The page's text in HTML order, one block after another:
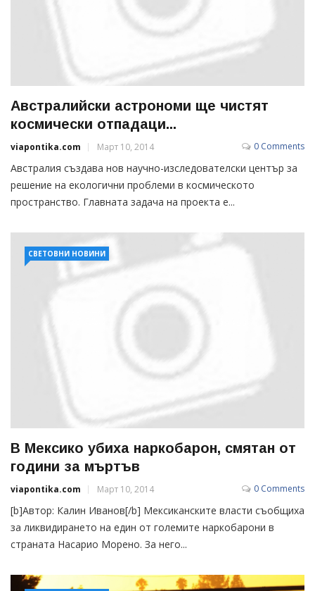
Австралийски астрономи ще чистят
космически отпадаци...
viapontika.com Март 10, 2014 0 Comments
Австралия създава нов научно-изследователски център за
решение на екологични проблеми в космическото
пространство. Главната задача на проекта е...
СВЕТОВНИ НОВИНИ
В Мексико убиха наркобарон, смятан от
години за мъртъв
viapontika.com Март 10, 2014 0 Comments
[b]Автор: Калин Иванов[/b] Мексиканските власти съобщиха
за ликвидирането на един от големите наркобарони в
страната Насарио Морено. За него...